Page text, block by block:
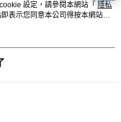
設定，請參閱本網站「 隱私
表示您同意本公司得按本網站使